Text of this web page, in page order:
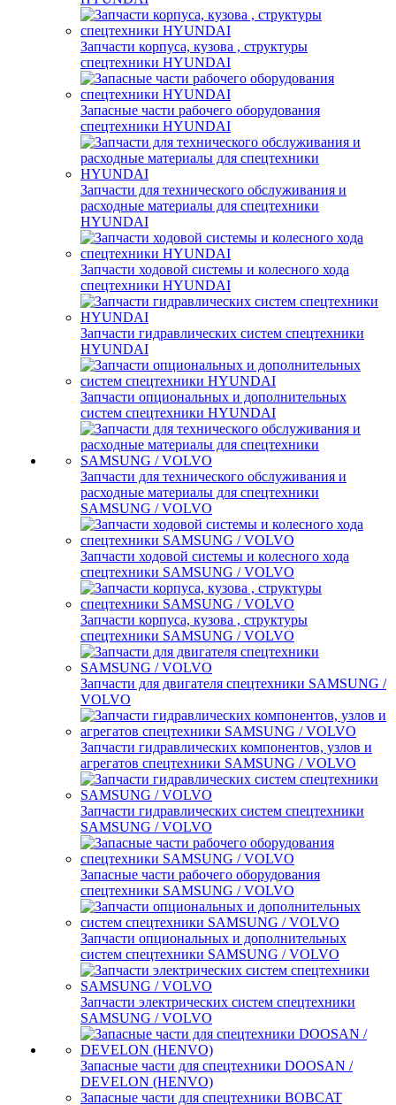
Запчасти корпуса, кузова , структуры
спецтехники HYUNDAI
Запасные части рабочего оборудования
спецтехники HYUNDAI
Запчасти для технического обслуживания и
расходные материалы для спецтехники
HYUNDAI
Запчасти ходовой системы и колесного хода
спецтехники HYUNDAI
Запчасти гидравлических систем спецтехники
HYUNDAI
Запчасти опциональных и дополнительных
систем спецтехники HYUNDAI
Запчасти для технического обслуживания и
расходные материалы для спецтехники
SAMSUNG / VOLVO
Запчасти ходовой системы и колесного хода
спецтехники SAMSUNG / VOLVO
Запчасти корпуса, кузова , структуры
спецтехники SAMSUNG / VOLVO
Запчасти для двигателя спецтехники SAMSUNG /
VOLVO
Запчасти гидравлических компонентов, узлов и
агрегатов спецтехники SAMSUNG / VOLVO
Запчасти гидравлических систем спецтехники
SAMSUNG / VOLVO
Запасные части рабочего оборудования
спецтехники SAMSUNG / VOLVO
Запчасти опциональных и дополнительных
систем спецтехники SAMSUNG / VOLVO
Запчасти электрических систем спецтехники
SAMSUNG / VOLVO
Запасные части для спецтехники DOOSAN /
DEVELON (HENVO)
Запасные части для спецтехники BOBCAT